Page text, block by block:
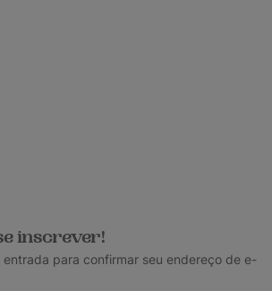
inscrever!
para confirmar seu endereço de e-